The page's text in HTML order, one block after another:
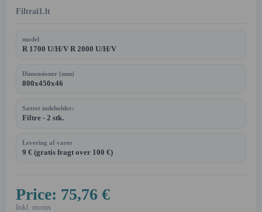
Filtrai1.lt
model
R 1700 U/H/V R 2000 U/H/V
Dimensioner (mm)
800x450x46
Sættet indeholder:
Filtre - 2 stk.
Levering af varer
9 € (gratis fragt over 100 €)
Price: 75,76 €
Inkl. moms